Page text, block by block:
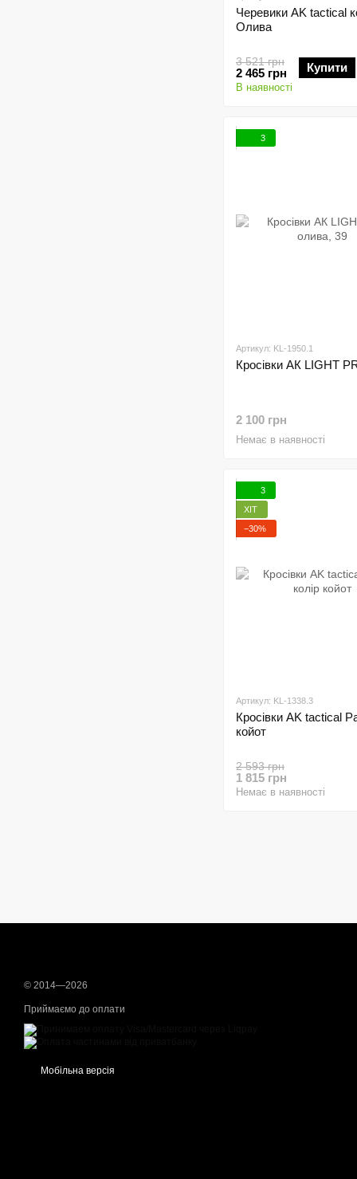
Черевики AK tactical
Олива
3 521 грн
2 465 грн Купити
В наявності
3
Артикул: KL-1950.1
Кросівки АК LIGHT
2 100 грн
Немає в наявності
3
ХІТ
−30%
Артикул: KL-1338.3
Кросівки AK tactical
койот
2 593 грн
1 815 грн
Немає в наявності
© 2014—2026
Приймаємо до оплати
Мобільна версія